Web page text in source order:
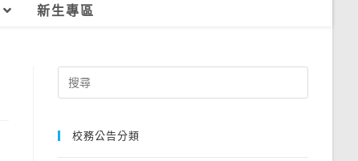
新生專區
Search
for:
校務公告分類